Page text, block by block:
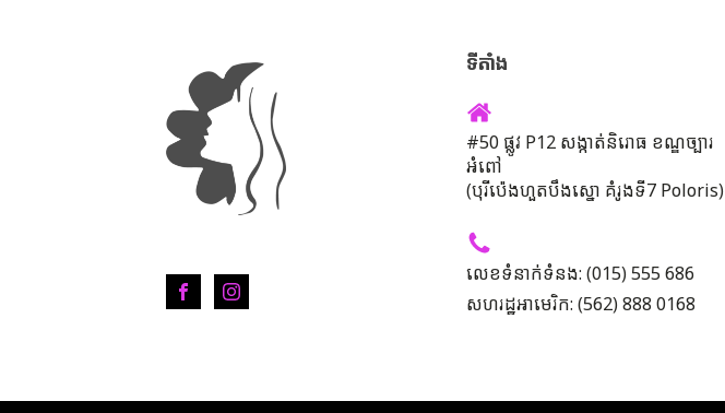
ទីតាំង
#50 ផ្លូវ P12 សង្កាត់និរោធ ខណ្ឌច្បារ
អំពៅ
(បុរីប៉េងហួតបឹងស្នោ គំរូងទី7 Poloris)
លេខទំនាក់ទំនង: (015) 555 686
សហរដ្ឋអាមេរិក: (562) 888 0168